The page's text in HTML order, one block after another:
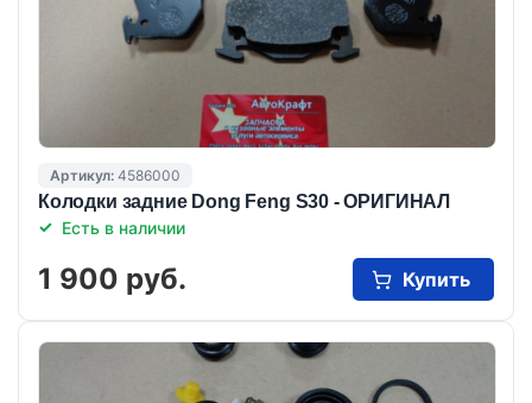
Артикул: 4586000
Колодки задние Dong Feng S30 - ОРИГИНАЛ
Есть в наличии
1 900 руб. Купить